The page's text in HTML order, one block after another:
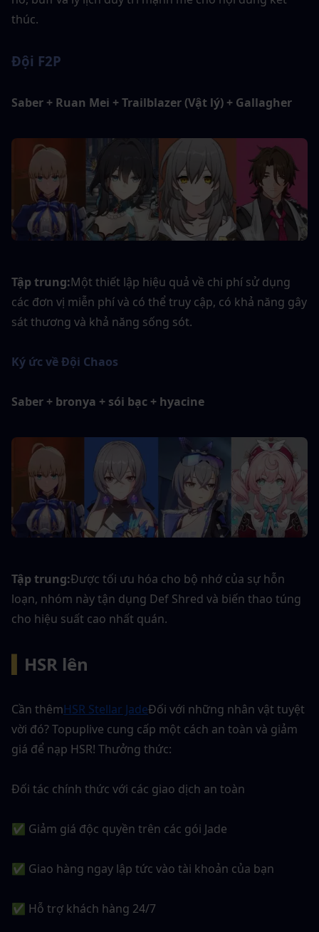
thúc.
Đội F2P
Saber + Ruan Mei + Trailblazer (Vật lý) + Gallagher
Tập trung:Một thiết lập hiệu quả về chi phí sử dụng
các đơn vị miễn phí và có thể truy cập, có khả năng gây
sát thương và khả năng sống sót.
Ký ức về Đội Chaos
Saber + bronya + sói bạc + hyacine
Tập trung:Được tối ưu hóa cho bộ nhớ của sự hỗn
loạn, nhóm này tận dụng Def Shred và biến thao túng
cho hiệu suất cao nhất quán.
HSR lên
Cần thêmHSR Stellar JadeĐối với những nhân vật tuyệt
vời đó? Topuplive cung cấp một cách an toàn và giảm
giá để nạp HSR! Thưởng thức:
Đối tác chính thức với các giao dịch an toàn
✅ Giảm giá độc quyền trên các gói Jade
✅ Giao hàng ngay lập tức vào tài khoản của bạn
✅ Hỗ trợ khách hàng 24/7